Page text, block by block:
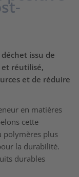
issu de
et réutilisé,
et de réduire
en matières
cette
polymères plus
la durabilité.
durables